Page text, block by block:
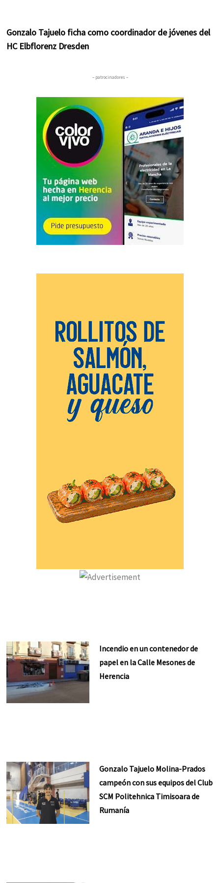
Gonzalo Tajuelo ficha como coordinador de jóvenes del
HC Elbflorenz Dresden
– patrocinadores –
Incendio en un contenedor de
papel en la Calle Mesones de
Herencia
Gonzalo Tajuelo Molina-Prados
campeón con sus equipos del Club
SCM Politehnica Timisoara de
Rumanía